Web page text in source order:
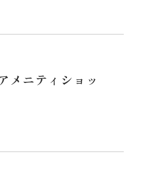
ニティショッ